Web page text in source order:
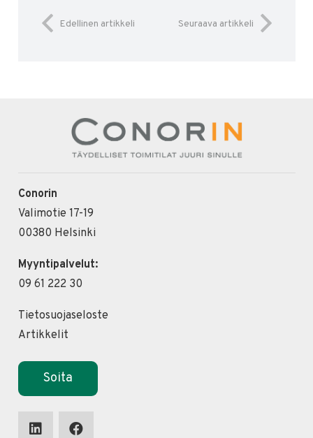
Edellinen artikkeli Seuraava artikkeli
Conorin
Valimotie 17-19
00380 Helsinki
Myyntipalvelut:
09 61 222 30
Tietosuojaseloste
Artikkelit
Soita